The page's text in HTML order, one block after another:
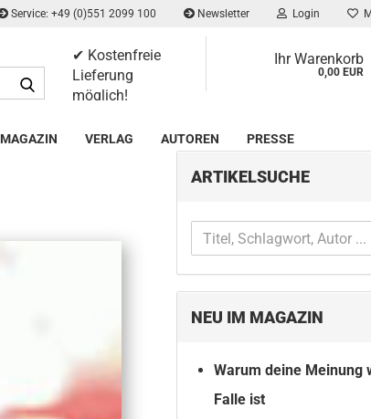
Service: +49 (0)551 2099 100 Newsletter Login
Suche...
✔ Kostenfreie
Lieferung
möglich!
Rückgaberecht
Ihr Warenkorb
0,00 EUR
MAGAZIN VERLAG AUTOREN PRESSE
ARTIKELSUCHE
NEU IM MAGAZIN
Warum deine Meinung
Falle ist